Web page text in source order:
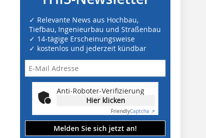
✓ Relevante News aus Hochbau,
Tiefbau, Ingenieurbau und Straßenbau
✓ 14-tägige Erscheinungsweise
✓ kostenlos und jederzeit kündbar
Anti-Roboter-Verifizierung
Hier klicken
FriendlyCaptcha ⇗
Melden Sie sich jetzt an!